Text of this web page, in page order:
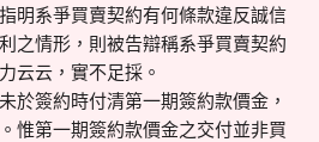
明系爭買賣契約有何條款違反誠信
之情形，則被告辯稱系爭買賣契約
云云，實不足採。
簽約時付清第一期簽約款價金，
惟第一期簽約款價金之交付並非買